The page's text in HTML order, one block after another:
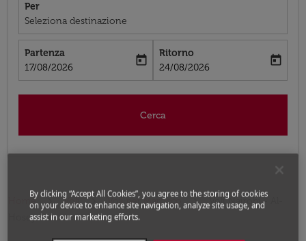
Per
Seleziona destinazione
Partenza
fc-booking-departure-date-aria-label
17/08/2026
today
Ritorno
fc-booking-return-date-aria-label
24/08/2026
today
Cerca
Home Voli Voli per Marocco
Voli Nairobi - Al-
Hoseyma
By clicking “Accept All Cookies”, you agree to the storing of cookies
on your device to enhance site navigation, analyze site usage, and
assist in our marketing efforts.